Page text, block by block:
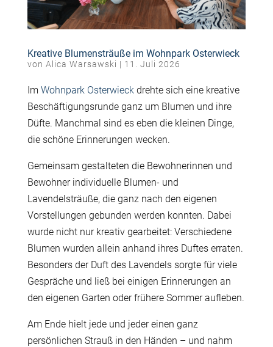
Kreative Blumensträuße im Wohnpark Osterwieck
von Alica Warsawski | 11. Juli 2026
Im Wohnpark Osterwieckdrehte sich eine kreative
Beschäftigungsrunde ganz um Blumen und ihre
Düfte. Manchmal sind es eben die kleinen Dinge,
die schöne Erinnerungen wecken.
Gemeinsam gestalteten die Bewohnerinnen und
Bewohner individuelle Blumen- und
Lavendelsträuße, die ganz nach den eigenen
Vorstellungen gebunden werden konnten. Dabei
wurde nicht nur kreativ gearbeitet: Verschiedene
Blumen wurden allein anhand ihres Duftes erraten.
Besonders der Duft des Lavendels sorgte für viele
Gespräche und ließ bei einigen Erinnerungen an
den eigenen Garten oder frühere Sommer aufleben.
Am Ende hielt jede und jeder einen ganz
persönlichen Strauß in den Händen – und nahm